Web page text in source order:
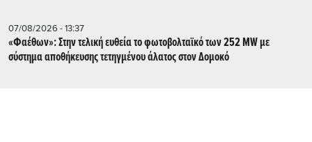
07/08/2026 - 13:37
«Φαέθων»: Στην τελική ευθεία το φωτοβολταϊκό των 252 MW με
σύστημα αποθήκευσης τετηγμένου άλατος στον Δομοκό